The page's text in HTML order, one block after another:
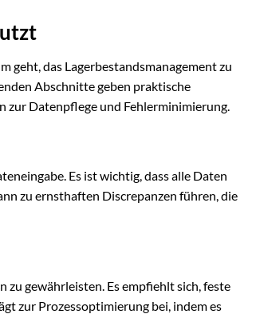
geht, das Lagerbestandsmanagement zu
Abschnitte geben praktische
zur Datenpflege und Fehlerminimierung.
Es ist wichtig, dass alle Daten
zu ernsthaften Discrepanzen führen, die
zu gewährleisten. Es empfiehlt sich, feste
zur Prozessoptimierung bei, indem es